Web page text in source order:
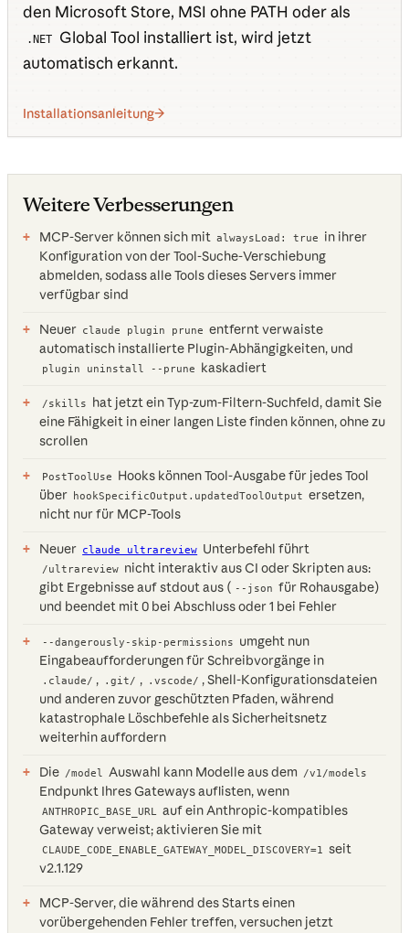
den Microsoft Store, MSI ohne PATH oder als
.NET
Global Tool installiert ist, wird jetzt
automatisch erkannt.
Installationsanleitung
Weitere Verbesserungen
MCP-Server können sich mit alwaysLoad: true
in ihrer
Konfiguration von der Tool-Suche-Verschiebung
abmelden, sodass alle Tools dieses Servers immer
verfügbar sind
Neuer claude plugin prune entfernt verwaiste
automatisch installierte Plugin-Abhängigkeiten, und
plugin uninstall --prune kaskadiert
/skills
hat jetzt ein Typ-zum-Filtern-Suchfeld, damit Sie
eine Fähigkeit in einer langen Liste finden können, ohne zu
scrollen
PostToolUse
Hooks können Tool-Ausgabe für jedes Tool
über
hookSpecificOutput.updatedToolOutput ersetzen,
nicht nur für MCP-Tools
Neuer claude ultrareview Unterbefehl führt
/ultrareview nicht interaktiv aus CI oder Skripten aus:
gibt Ergebnisse auf stdout aus ( --json für Rohausgabe)
und beendet mit 0 bei Abschluss oder 1 bei Fehler
--dangerously-skip-permissions
umgeht nun
Eingabeaufforderungen für Schreibvorgänge in
.claude/ , .git/ , .vscode/ , Shell-Konfigurationsdateien
und anderen zuvor geschützten Pfaden, während
katastrophale Löschbefehle als Sicherheitsnetz
weiterhin auffordern
Die /model Auswahl kann Modelle aus dem /v1/models
Endpunkt Ihres Gateways auflisten, wenn
ANTHROPIC_BASE_URL
auf ein Anthropic-kompatibles
Gateway verweist; aktivieren Sie mit
CLAUDE_CODE_ENABLE_GATEWAY_MODEL_DISCOVERY=1
seit
v2.1.129
MCP-Server, die während des Starts einen
vorübergehenden Fehler treffen, versuchen jetzt